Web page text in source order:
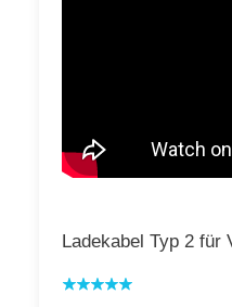
Ladekabel Typ 2 für